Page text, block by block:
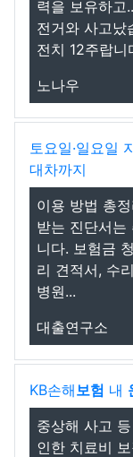
력을 보유하고
전거와 사고났
전치 12주랍
노나우
토요일·일요일
대차까지
이용 방법 총
받는 진단서는
니다. 보험금
리 견적서, 수
병원...
대출연구소
KB손해보험 내
중상해 사고
인한 치료비